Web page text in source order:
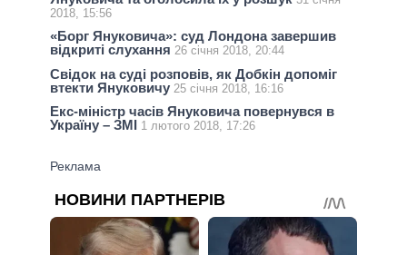
2018, 15:56
«Борг Януковича»: суд Лондона завершив
відкриті слухання 26 січня 2018, 20:44
Свідок на суді розповів, як Добкін допоміг
втекти Януковичу 25 січня 2018, 16:16
Екс-міністр часів Януковича повернувся в
Україну – ЗМІ 1 лютого 2018, 17:26